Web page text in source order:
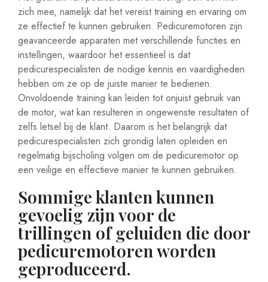
zich mee, namelijk dat het vereist training en ervaring om
ze effectief te kunnen gebruiken. Pedicuremotoren zijn
geavanceerde apparaten met verschillende functies en
instellingen, waardoor het essentieel is dat
pedicurespecialisten de nodige kennis en vaardigheden
hebben om ze op de juiste manier te bedienen.
Onvoldoende training kan leiden tot onjuist gebruik van
de motor, wat kan resulteren in ongewenste resultaten of
zelfs letsel bij de klant. Daarom is het belangrijk dat
pedicurespecialisten zich grondig laten opleiden en
regelmatig bijscholing volgen om de pedicuremotor op
een veilige en effectieve manier te kunnen gebruiken.
Sommige klanten kunnen
gevoelig zijn voor de
trillingen of geluiden die door
pedicuremotoren worden
geproduceerd.